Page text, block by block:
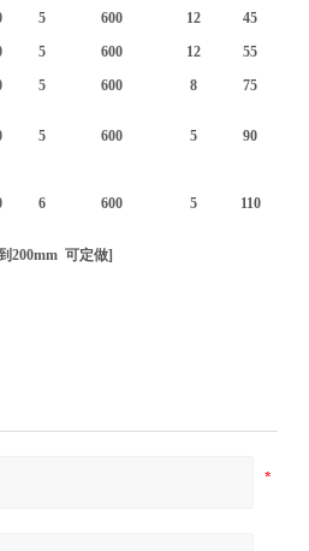
5 600 12
45
5 600 12
55
5 600 8
75
5 600 5 90
6 600 5 110
200mm 可定做]